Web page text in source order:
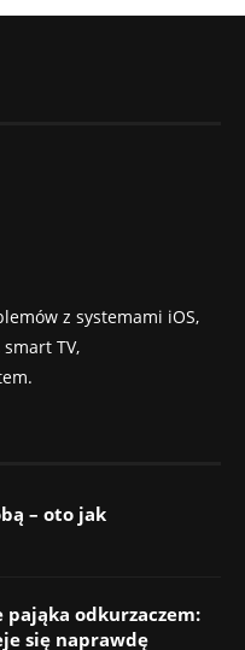
z systemami iOS,
TV,
– oto jak
pająka odkurzaczem:
się naprawdę